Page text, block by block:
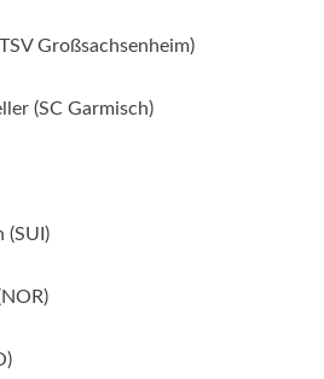
Großsachsenheim)
(SC Garmisch)
(SUI)